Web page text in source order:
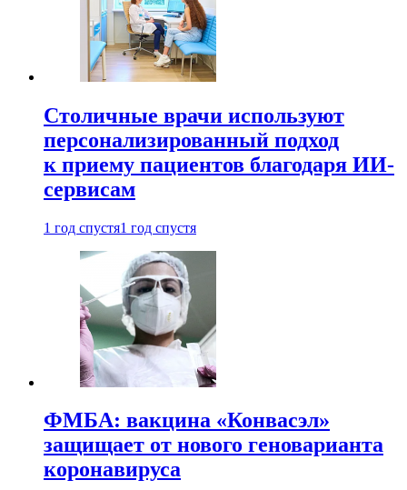
Столичные врачи используют
персонализированный подход
к приему пациентов благодаря ИИ-
сервисам
1 год спустя1 год спустя
ФМБА: вакцина «Конвасэл»
защищает от нового геноварианта
коронавируса